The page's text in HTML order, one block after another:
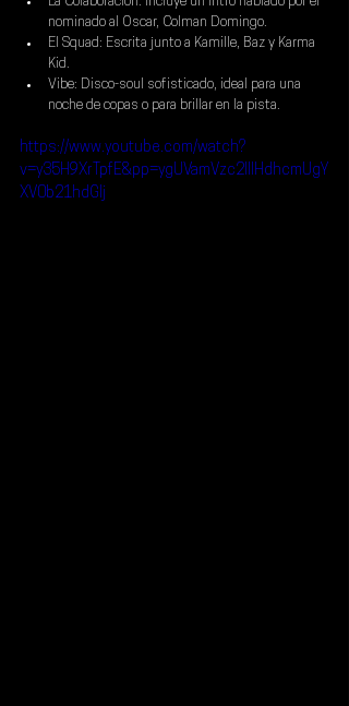
nominado al Oscar, Colman Domingo.
El Squad: Escrita junto a Kamille, Baz y Karma
Kid.
Vibe: Disco-soul sofisticado, ideal para una
noche de copas o para brillar en la pista.
https://www.youtube.com/watch?
v=y35H9XrTpfE&pp=ygUVamVzc2llIHdhcmUgY
XV0b21hdGlj